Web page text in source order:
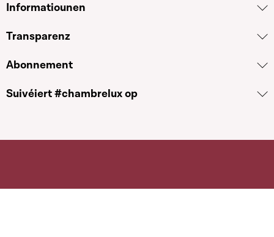
Informatiounen
Transparenz
Abonnement
Suivéiert #chambrelux op